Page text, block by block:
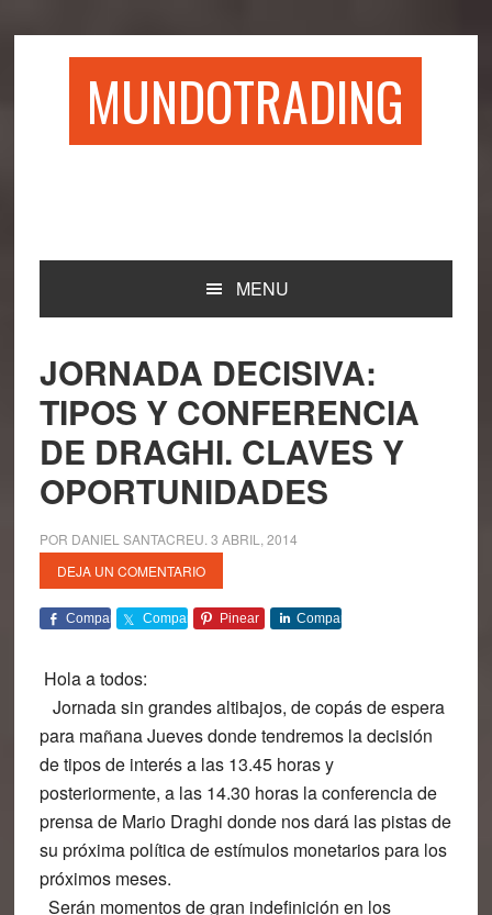
MUNDOTRADING
MENU
JORNADA DECISIVA:
TIPOS Y CONFERENCIA
DE DRAGHI. CLAVES Y
OPORTUNIDADES
POR DANIEL SANTACREU 3 ABRIL, 2014
DEJA UN COMENTARIO
Comparte Comparte Pinear Comparte
Hola a todos:
Jornada sin grandes altibajos, de copás de espera
para mañana Jueves donde tendremos la decisión
de tipos de interés a las 13.45 horas y
posteriormente, a las 14.30 horas la conferencia de
prensa de Mario Draghi donde nos dará las pistas de
su próxima política de estímulos monetarios para los
próximos meses.
Serán momentos degran indefinición en los